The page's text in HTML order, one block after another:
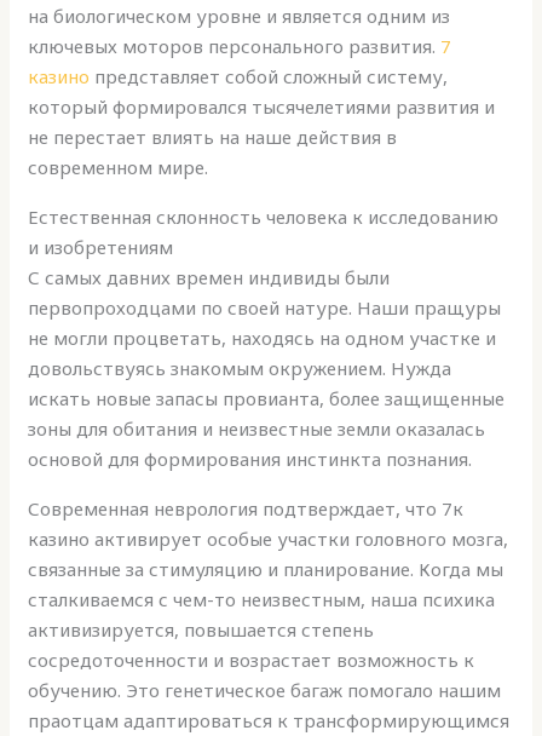
на биологическом уровне и является одним из
ключевых моторов персонального развития. 7
казино представляет собой сложный систему,
который формировался тысячелетиями развития и
не перестает влиять на наше действия в
современном мире.
Естественная склонность человека к исследованию
и изобретениям
С самых давних времен индивиды были
первопроходцами по своей натуре. Наши пращуры
не могли процветать, находясь на одном участке и
довольствуясь знакомым окружением. Нужда
искать новые запасы провианта, более защищенные
зоны для обитания и неизвестные земли оказалась
основой для формирования инстинкта познания.
Современная неврология подтверждает, что 7к
казино активирует особые участки головного мозга,
связанные за стимуляцию и планирование. Когда мы
сталкиваемся с чем-то неизвестным, наша психика
активизируется, повышается степень
сосредоточенности и возрастает возможность к
обучению. Это генетическое багаж помогало нашим
праотцам адаптироваться к трансформирующимся